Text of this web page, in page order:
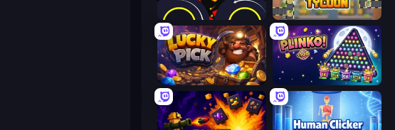
Crusher Clicker Leek Factory Tycoon
Lucky Pick PLINKO!